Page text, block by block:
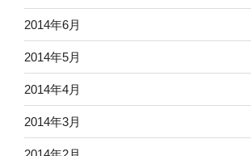
2014年6月
2014年5月
2014年4月
2014年3月